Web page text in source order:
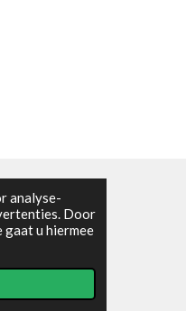
analyse-
Door
gaat u hiermee